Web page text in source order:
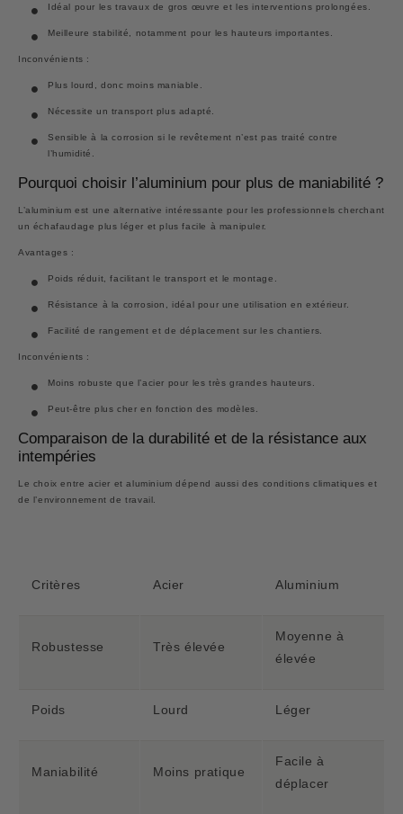
Idéal pour les travaux de gros œuvre et les interventions prolongées.
Meilleure stabilité, notamment pour les hauteurs importantes.
Inconvénients :
Plus lourd, donc moins maniable.
Nécessite un transport plus adapté.
Sensible à la corrosion si le revêtement n’est pas traité contre
l’humidité.
Pourquoi choisir l’aluminium pour plus de maniabilité ?
L’aluminium est une alternative intéressante pour les professionnels cherchant
un échafaudage plus léger et plus facile à manipuler.
Avantages :
Poids réduit, facilitant le transport et le montage.
Résistance à la corrosion, idéal pour une utilisation en extérieur.
Facilité de rangement et de déplacement sur les chantiers.
Inconvénients :
Moins robuste que l’acier pour les très grandes hauteurs.
Peut-être plus cher en fonction des modèles.
Comparaison de la durabilité et de la résistance aux
intempéries
Le choix entre acier et aluminium dépend aussi des conditions climatiques et
de l’environnement de travail.
Critères Acier Aluminium
Robustesse Très élevée
Moyenne à
élevée
Poids Lourd Léger
Maniabilité Moins pratique
Facile à
déplacer